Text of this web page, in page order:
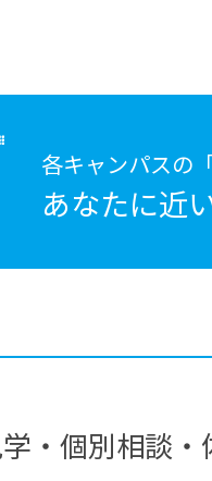
各キャンパスの
あなたに近
・個別相談